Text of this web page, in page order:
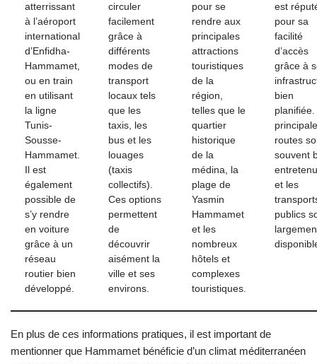
atterrissant
à l’aéroport
international
d’Enfidha-
Hammamet,
ou en train
en utilisant
la ligne
Tunis-
Sousse-
Hammamet.
Il est
également
possible de
s’y rendre
en voiture
grâce à un
réseau
routier bien
développé.
circuler
facilement
grâce à
différents
modes de
transport
locaux tels
que les
taxis, les
bus et les
louages
(taxis
collectifs).
Ces options
permettent
de
découvrir
aisément la
ville et ses
environs.
pour se
rendre aux
principales
attractions
touristiques
de la
région,
telles que le
quartier
historique
de la
médina, la
plage de
Yasmin
Hammamet
et les
nombreux
hôtels et
complexes
touristiques.
est
pour sa
facilité
d’accès
grâce à
bien
routes
souvent
et les
publics
En plus de ces informations pratiques, il est important de
mentionner que Hammamet bénéficie d’un climat méditerranéen